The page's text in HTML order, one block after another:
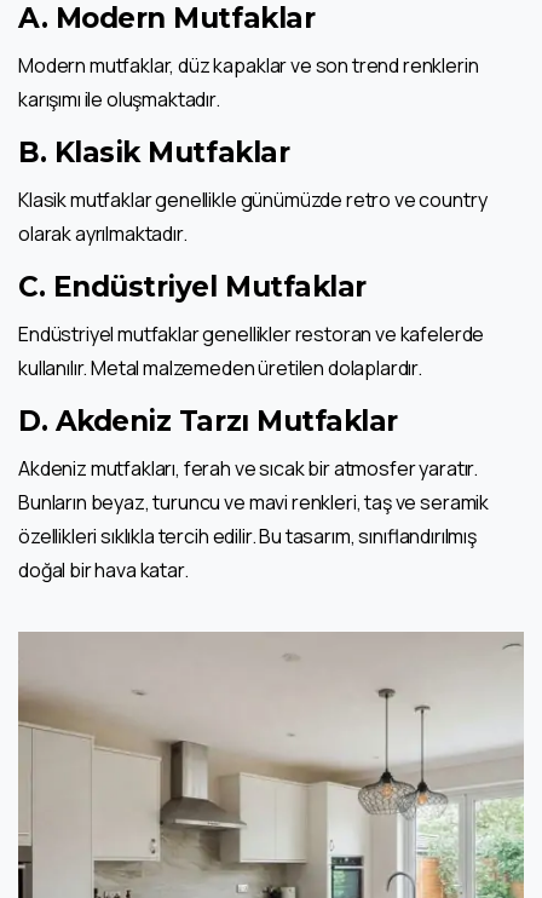
A. Modern Mutfaklar
Modern mutfaklar, düz kapaklar ve son trend renklerin
karışımı ile oluşmaktadır.
B. Klasik Mutfaklar
Klasik mutfaklar genellikle günümüzde retro ve country
olarak ayrılmaktadır.
C. Endüstriyel Mutfaklar
Endüstriyel mutfaklar genellikler restoran ve kafelerde
kullanılır. Metal malzemeden üretilen dolaplardır.
D. Akdeniz Tarzı Mutfaklar
Akdeniz mutfakları, ferah ve sıcak bir atmosfer yaratır.
Bunların beyaz, turuncu ve mavi renkleri, taş ve seramik
özellikleri sıklıkla tercih edilir. Bu tasarım, sınıflandırılmış
doğal bir hava katar.